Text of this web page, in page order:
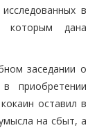
в
которым дана
заседании о
приобретении
оставил в
на сбыт, а